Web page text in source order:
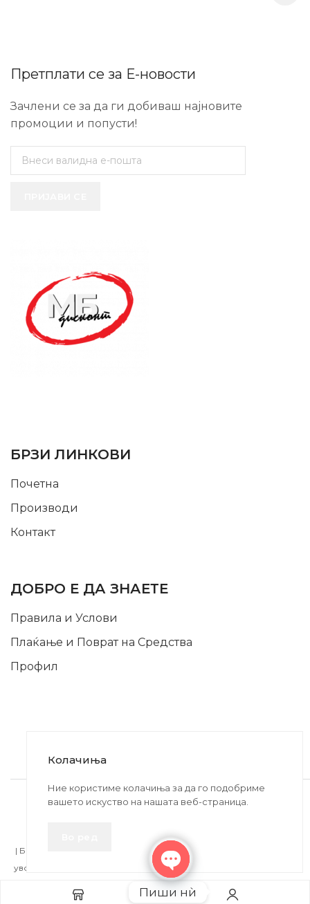
Претплати се за Е-новости
Зачлени се за да ги добиваш најновите
промоции и попусти!
БРЗИ ЛИНКОВИ
Почетна
Производи
Контакт
ДОБРО Е ДА ЗНАЕТЕ
Правила и Услови
Плаќање и Поврат на Средства
Профил
2020-2024 © MB DISKONT. Изработено од
БРАМИТ ДООЕЛ
| БРАЌА МИНКОВИ 57, 2400 СТРУМИЦА | ДПТУ
увоз-извоз Струмица Д.Б.: MK4027005146330 | ЕМБС: 6030530 |
Додај во кошничка
Колачиња
Ние користиме колачиња за да го подобриме
вашето искуство на нашата веб-страница.
Пиши нѝ
Open
chaty